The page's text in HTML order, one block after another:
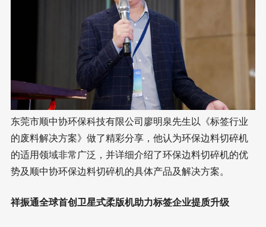
东莞市顺中协环保科技有限公司廖明泉先生以《标签行业
的废料解决方案》做了精彩分享，他认为环保边料切碎机
的适用领域非常广泛，并详细介绍了环保边料切碎机的优
势及顺中协环保边料切碎机的具体产品及解决方案。
祥振通全球首创卫星式柔版机助力标签企业提质升级